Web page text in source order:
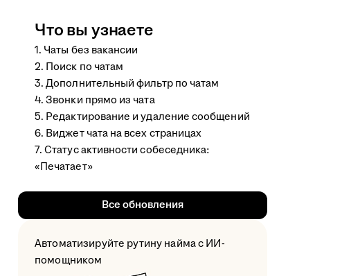
Что вы узнаете
1. Чаты без вакансии
2. Поиск по чатам
3. Дополнительный фильтр по чатам
4. Звонки прямо из чата
5. Редактирование и удаление сообщений
6. Виджет чата на всех страницах
7. Статус активности собеседника:
«Печатает»
Все обновления
Автоматизируйте рутину найма с ИИ-
помощником